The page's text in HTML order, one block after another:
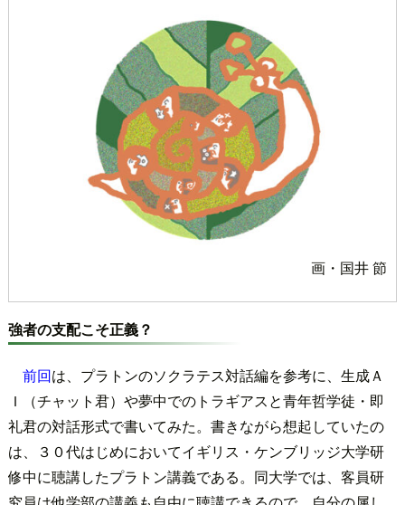
画・国井 節
強者の支配こそ正義？
前回は、プラトンのソクラテス対話編を参考に、生成Ａ
Ｉ（チャット君）や夢中でのトラギアスと青年哲学徒・即
礼君の対話形式で書いてみた。書きながら想起していたの
は、３０代はじめにおいてイギリス・ケンブリッジ大学研
修中に聴講したプラトン講義である。同大学では、客員研